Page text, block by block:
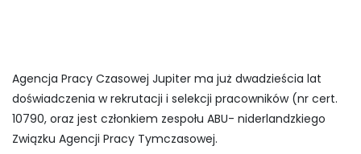
Agencja Pracy Czasowej Jupiter ma już dwadzieścia lat
doświadczenia w rekrutacji i selekcji pracowników (nr cert.
10790, oraz jest członkiem zespołu ABU- niderlandzkiego
Związku Agencji Pracy Tymczasowej.